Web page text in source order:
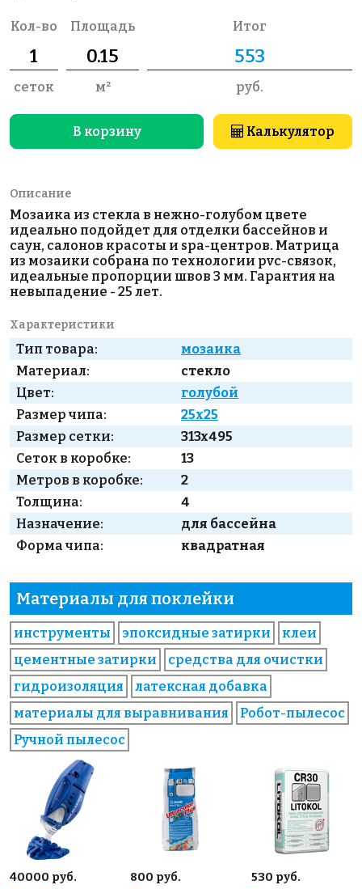
Кол-во
сеток
Площадь
м²
Итог
руб.
В корзину Калькулятор
Описание
Мозаика из стекла в нежно-голубом цвете
идеально подойдет для отделки бассейнов и
саун, салонов красоты и spa-центров. Матрица
из мозаики собрана по технологии pvc-связок,
идеальные пропорции швов 3 мм. Гарантия на
невыпадение - 25 лет.
Характеристики
Тип товара:
мозаика
Материал:
стекло
Цвет:
голубой
Размер чипа:
25x25
Размер сетки:
313x495
Сеток в коробке:
13
Метров в коробке:
2
Толщина:
4
Назначение:
для бассейна
Форма чипа:
квадратная
Материалы для поклейки
инструменты эпоксидные затирки
клеи
цементные затирки
средства для очистки
гидроизоляция
латексная добавка
материалы для выравнивания
Робот-пылесос
Ручной пылесос
40000 руб.
800 руб.
530 руб.